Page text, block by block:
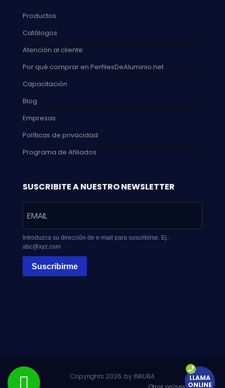
LLAMA
ONLINE
Productos
Catálogos
Atención al cliente
Por qué comprar en PerfilesDeAluminio.net
Capacitación
Blog
Empresas
Políticas de privacidad
Programa de Afiliados
SUSCRIBITE A NUESTRO NEWSLETTER
Introduzca su dirección de e-mail para suscribirse. Ej.:
abc@xyz.com
Suscribirme
Copyrights 2026. by INKUBA